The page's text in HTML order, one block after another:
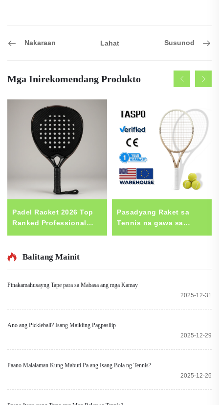
Nakaraan Lahat Susunod
Mga Inirekomendang Produkto
Padel Racket 2026 Top
Ranked Professional
Carbon Fiber Padel
Pasadyang Raket sa
Tennis na gawa sa
Mataas na Kalidad na
Pagsasanay
Balitang Mainit
Pinakamahusayng Tape para sa Mabasa ang mga Kamay
2025-12-31
Ano ang Pickleball? Isang Maikling Pagpasilip
2025-12-29
Paano Malalaman Kung Mabuti Pa ang Isang Bola ng Tennis?
2025-12-26